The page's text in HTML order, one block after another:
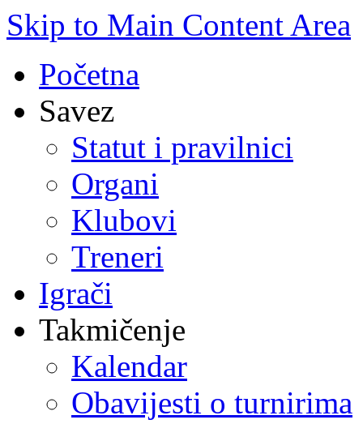
Skip to Main Content Area
Početna
Savez
Statut i pravilnici
Organi
Klubovi
Treneri
Igrači
Takmičenje
Kalendar
Obavijesti o turnirima